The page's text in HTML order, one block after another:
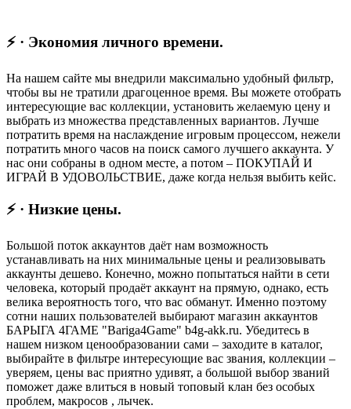
⚡ · Экономия личного времени.
На нашем сайте мы внедрили максимально удобный фильтр,
чтобы вы не тратили драгоценное время. Вы можете отобрать
интересующие вас коллекции, установить желаемую цену и
выбрать из множества представленных вариантов. Лучше
потратить время на наслаждение игровым процессом, нежели
потратить много часов на поиск самого лучшего аккаунта. У
нас они собраны в одном месте, а потом – ПОКУПАЙ И
ИГРАЙ В УДОВОЛЬСТВИЕ, даже когда нельзя выбить кейс.
⚡ · Низкие цены.
Большой поток аккаунтов даёт нам возможность
устанавливать на них минимальные цены и реализовывать
аккаунты дешево. Конечно, можно попытаться найти в сети
человека, который продаёт аккаунт на прямую, однако, есть
велика вероятность того, что вас обманут. Именно поэтому
сотни наших пользователей выбирают магазин аккаунтов
БАРЫГА 4ГАМЕ "Bariga4Game" b4g-akk.ru. Убедитесь в
нашем низком ценообразовании сами – заходите в каталог,
выбирайте в фильтре интересующие вас звания, коллекции –
уверяем, цены вас приятно удивят, а большой выбор званий
поможет даже влиться в новый топовый клан без особых
проблем, макросов , лычек.